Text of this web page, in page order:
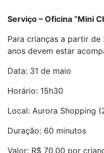
Serviço – Oficina “Mini
Para crianças a partir
anos devem estar
Data: 31 de maio
Horário: 15h30
Local: Aurora Shopping
Duração: 60 minutos
Valor: R$ 70,00 por